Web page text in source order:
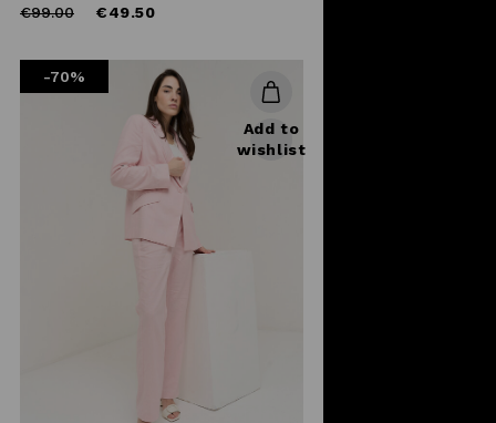
Price
€99.00to €49.50
-70%
Add to
wishlist